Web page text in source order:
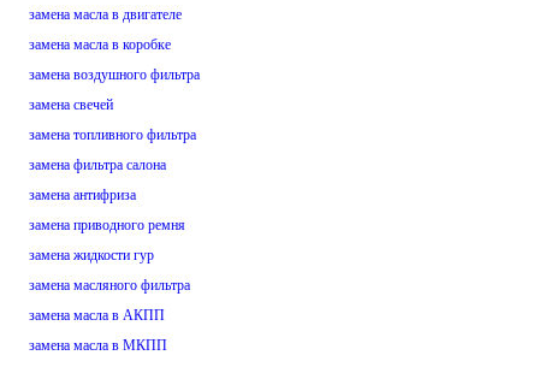
замена масла в двигателе
замена масла в коробке
замена воздушного фильтра
замена свечей
замена топливного фильтра
замена фильтра салона
замена антифриза
замена приводного ремня
замена жидкости гур
замена масляного фильтра
замена масла в АКПП
замена масла в МКПП